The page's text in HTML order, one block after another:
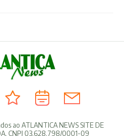
ao ATLANTICA NEWS SITE DE
CNPJ 03.628.798/0001-09